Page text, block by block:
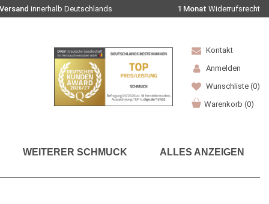
innerhalb Deutschlands 1 Monat Widerrufsrecht
Kontakt
Anmelden
Wunschliste (0)
Warenkorb (0)
WEITERER SCHMUCK ALLES ANZEIGEN